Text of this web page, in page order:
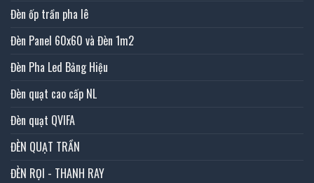
Đèn ốp trần pha lê
Đèn Panel 60x60 và Đèn 1m2
Đèn Pha Led Bảng Hiệu
Đèn quạt cao cấp NL
Đèn quạt QVIFA
ĐÈN QUẠT TRẦN
ĐÈN RỌI - THANH RAY